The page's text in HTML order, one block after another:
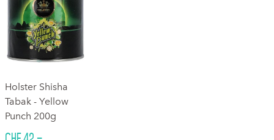
Holster Shisha
Tabak - Yellow
Punch 200g